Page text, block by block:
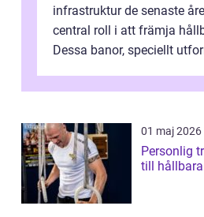
infrastruktur de senaste
central roll i att främja
Dessa banor, speciellt
01 maj 2026
Personlig
till